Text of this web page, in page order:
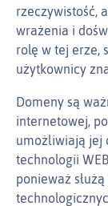
rzeczywistość,
wrażenia i
rolę w tej erze,
użytkownicy
Domeny są
internetowej,
umożliwiają jej
technologii
ponieważ